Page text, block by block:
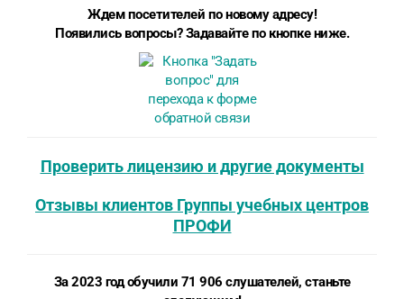
Ждем посетителей по новому адресу!
Появились вопросы? Задавайте по кнопке ниже.
Проверить лицензию и другие документы
Отзывы клиентов Группы учебных центров
ПРОФИ
За 2023 год обучили 71 906 слушателей, станьте